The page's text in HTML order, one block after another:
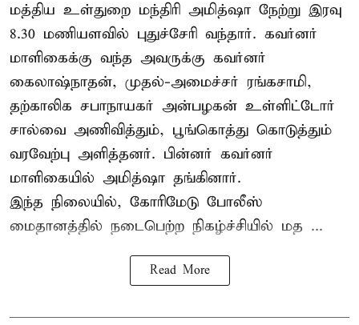
மத்திய உள்துறை மந்திரி அமித்ஷா நேற்று இரவு
8.30 மணியளவில் புதுச்சேரி வந்தார். கவர்னர்
மாளிகைக்கு வந்த அவருக்கு கவர்னர்
கைலாஷ்நாதன், முதல்-அமைச்சர் ரங்கசாமி,
தற்காலிக சபாநாயகர் அன்பழகன் உள்ளிட்டோர்
சால்வை அணிவித்தும், பூங்கொத்து கொடுத்தும்
வரவேற்பு அளித்தனர். பின்னர் கவர்னர்
மாளிகையில் அமித்ஷா தங்கினார்.
இந்த நிலையில், கோரிமேடு போலீஸ்
மைதானத்தில் நடைபெற்ற நிகழ்ச்சியில் மத ...
Read More